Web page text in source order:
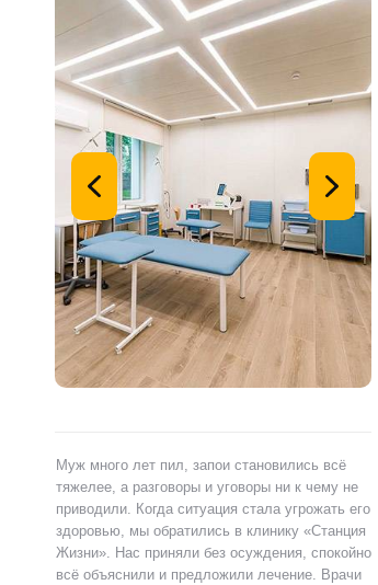
Муж много лет пил, запои становились всё
тяжелее, а разговоры и уговоры ни к чему не
приводили. Когда ситуация стала угрожать его
здоровью, мы обратились в клинику «Станция
Жизни». Нас приняли без осуждения, спокойно
всё объяснили и предложили лечение. Врачи